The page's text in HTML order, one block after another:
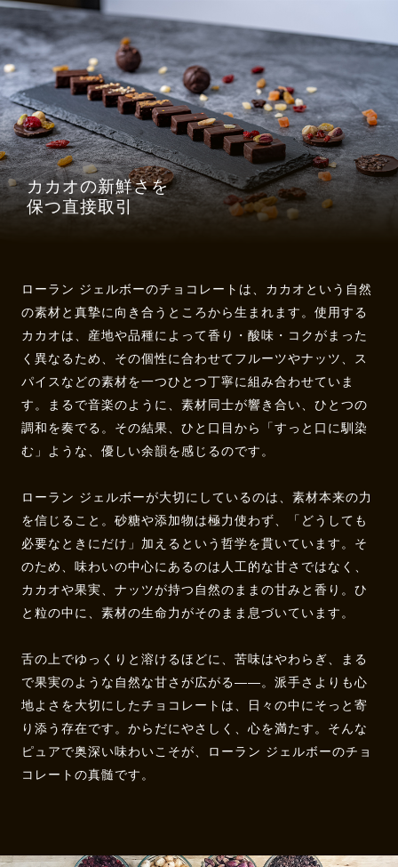
カカオの新鮮さを
保つ直接取引
ローラン ジェルボーのチョコレートは、カカオという自然
の素材と真摯に向き合うところから生まれます。使用する
カカオは、産地や品種によって香り・酸味・コクがまった
く異なるため、その個性に合わせてフルーツやナッツ、ス
パイスなどの素材を一つひとつ丁寧に組み合わせていま
す。まるで音楽のように、素材同士が響き合い、ひとつの
調和を奏でる。その結果、ひと口目から「すっと口に馴染
む」ような、優しい余韻を感じるのです。
ローラン ジェルボーが大切にしているのは、素材本来の力
を信じること。砂糖や添加物は極力使わず、「どうしても
必要なときにだけ」加えるという哲学を貫いています。そ
のため、味わいの中心にあるのは人工的な甘さではなく、
カカオや果実、ナッツが持つ自然のままの甘みと香り。ひ
と粒の中に、素材の生命力がそのまま息づいています。
舌の上でゆっくりと溶けるほどに、苦味はやわらぎ、まる
で果実のような自然な甘さが広がる——。派手さよりも心
地よさを大切にしたチョコレートは、日々の中にそっと寄
り添う存在です。からだにやさしく、心を満たす。そんな
ピュアで奥深い味わいこそが、ローラン ジェルボーのチョ
コレートの真髄です。